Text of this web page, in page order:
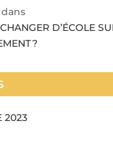
dans
D’ÉCOLE
?
2023